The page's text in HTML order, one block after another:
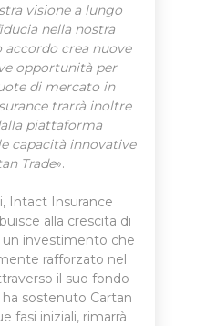
visione a lungo
nella nostra
accordo crea nuove
opportunità per
di mercato in
trarrà inoltre
piattaforma
capacità innovative
Trade».
Intact Insurance
alla crescita di
un investimento che
rafforzato nel
il suo fondo
ha sostenuto Cartan
fasi iniziali, rimarrà